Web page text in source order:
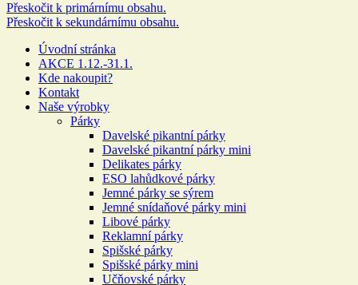
Více než 100 let rodinné tradice
Přeskočit k primárnímu obsahu.
Přeskočit k sekundárnímu obsahu.
Úvodní stránka
AKCE 1.12.-31.1.
Kde nakoupit?
Kontakt
Naše výrobky
Párky
Davelské pikantní párky
Davelské pikantní párky mini
Delikates párky
ESO lahůdkové párky
Jemné párky se sýrem
Jemné snídaňové párky mini
Libové párky
Reklamní párky
Spišské párky
Spišské párky mini
Učňovské párky